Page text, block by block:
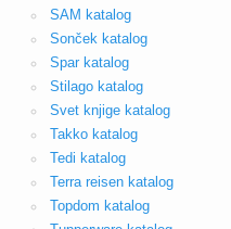
SAM katalog
Sonček katalog
Spar katalog
Stilago katalog
Svet knjige katalog
Takko katalog
Tedi katalog
Terra reisen katalog
Topdom katalog